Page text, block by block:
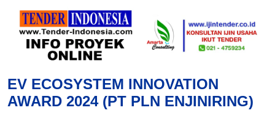
EV ECOSYSTEM INNOVATION
AWARD 2024 (PT PLN ENJINIRING)